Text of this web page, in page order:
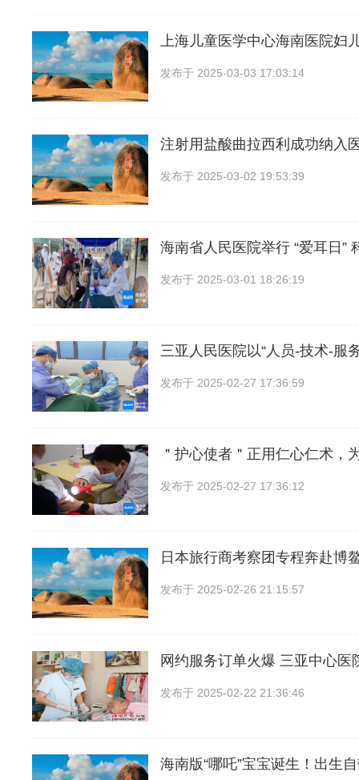
上海儿童医学中心海南医院妇
发布于 2025-03-03 17:03:14
注射用盐酸曲拉西利成功纳入
发布于 2025-03-02 19:53:39
海南省人民医院举行 “爱耳日”
发布于 2025-03-01 18:26:19
三亚人民医院以“人员-技术-服
发布于 2025-02-27 17:36:59
＂护心使者＂正用仁心仁术，
发布于 2025-02-27 17:36:12
日本旅行商考察团专程奔赴博
发布于 2025-02-26 21:15:57
网约服务订单火爆 三亚中心医
发布于 2025-02-22 21:36:46
海南版“哪吒”宝宝诞生！出生自